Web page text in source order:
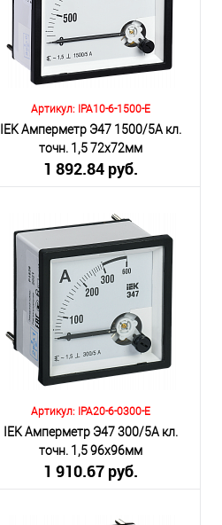
К сравнению
В избранное
Под заказ
Артикул: IPA10-6-1500-E
IEK Амперметр Э47 1500/5А кл.
точн. 1,5 72х72мм
1 892.84 руб.
Количество:
В корзину
К сравнению
В избранное
Под заказ
Артикул: IPA20-6-0300-E
IEK Амперметр Э47 300/5А кл.
точн. 1,5 96х96мм
1 910.67 руб.